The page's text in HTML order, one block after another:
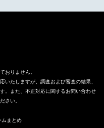
おりません。
たしますが、調査および審査の結果、
。また、不正対応に関するお問い合わせ
さい。
ムまとめ